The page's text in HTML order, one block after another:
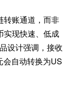
转账通道，而非
实现快速、低成
设计强调，接收
会自动转换为US